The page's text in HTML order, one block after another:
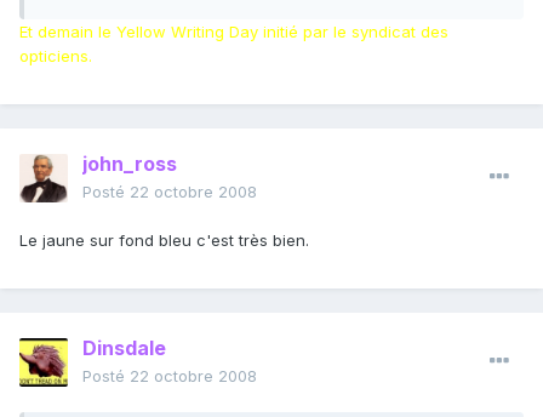
Et demain le Yellow Writing Day initié par le syndicat des
opticiens.
john_ross
Posté 22 octobre 2008
Le jaune sur fond bleu c'est très bien.
Dinsdale
Posté 22 octobre 2008